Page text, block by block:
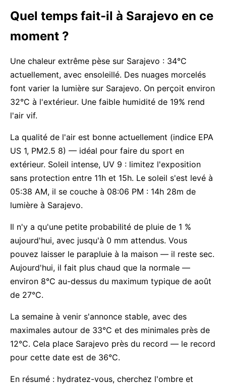
Quel temps fait-il à Sarajevo en ce
moment ?
Une chaleur extrême pèse sur Sarajevo : 34°C
actuellement, avec ensoleillé. Des nuages morcelés
font varier la lumière sur Sarajevo. On perçoit environ
32°C à l'extérieur. Une faible humidité de 19% rend
l'air vif.
La qualité de l'air est bonne actuellement (indice EPA
US 1, PM2.5 8) — idéal pour faire du sport en
extérieur. Soleil intense, UV 9 : limitez l'exposition
sans protection entre 11h et 15h. Le soleil s'est levé à
05:38 AM, il se couche à 08:06 PM : 14h 28m de
lumière à Sarajevo.
Il n'y a qu'une petite probabilité de pluie de 1 %
aujourd'hui, avec jusqu'à 0 mm attendus. Vous
pouvez laisser le parapluie à la maison — il reste sec.
Aujourd'hui, il fait plus chaud que la normale —
environ 8°C au-dessus du maximum typique de août
de 27°C.
La semaine à venir s'annonce stable, avec des
maximales autour de 33°C et des minimales près de
12°C. Cela place Sarajevo près du record — le record
pour cette date est de 36°C.
En résumé : hydratez-vous, cherchez l'ombre et